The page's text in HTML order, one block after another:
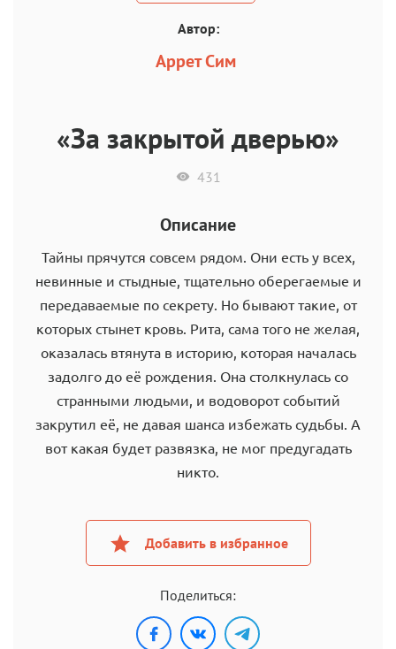
Автор:
Аррет Сим
«За закрытой дверью»
431
Описание
Тайны прячутся совсем рядом. Они есть у всех,
невинные и стыдные, тщательно оберегаемые и
передаваемые по секрету. Но бывают такие, от
которых стынет кровь. Рита, сама того не желая,
оказалась втянута в историю, которая началась
задолго до её рождения. Она столкнулась со
странными людьми, и водоворот событий
закрутил её, не давая шанса избежать судьбы. А
вот какая будет развязка, не мог предугадать
никто.
Добавить в избранное
Поделиться: